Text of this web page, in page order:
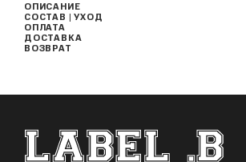
ОПИСАНИЕ
СОСТАВ | УХОД
ОПЛАТА
ДОСТАВКА
ВОЗВРАТ
ФУТЕР САЙТА